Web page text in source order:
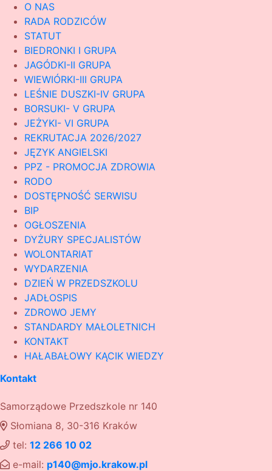
O NAS
RADA RODZICÓW
STATUT
BIEDRONKI I GRUPA
JAGÓDKI-II GRUPA
WIEWIÓRKI-III GRUPA
LEŚNIE DUSZKI-IV GRUPA
BORSUKI- V GRUPA
JEŻYKI- VI GRUPA
REKRUTACJA 2026/2027
JĘZYK ANGIELSKI
PPZ - PROMOCJA ZDROWIA
RODO
DOSTĘPNOŚĆ SERWISU
BIP
OGŁOSZENIA
DYŻURY SPECJALISTÓW
WOLONTARIAT
WYDARZENIA
DZIEŃ W PRZEDSZKOLU
JADŁOSPIS
ZDROWO JEMY
STANDARDY MAŁOLETNICH
KONTAKT
HAŁABAŁOWY KĄCIK WIEDZY
Kontakt
Samorządowe Przedszkole nr 140
Słomiana 8, 30-316 Kraków
tel: 12 266 10 02
e-mail: p140@mjo.krakow.pl